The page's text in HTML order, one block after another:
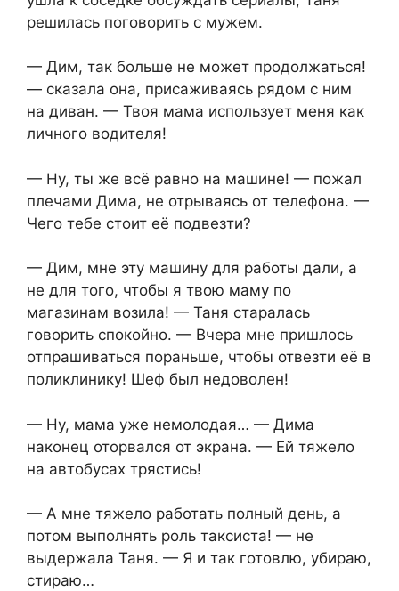
решилась поговорить с мужем.
— Дим, так больше не может продолжаться!
— сказала она, присаживаясь рядом с ним
на диван. — Твоя мама использует меня как
личного водителя!
— Ну, ты же всё равно на машине! — пожал
плечами Дима, не отрываясь от телефона. —
Чего тебе стоит её подвезти?
— Дим, мне эту машину для работы дали, а
не для того, чтобы я твою маму по
магазинам возила! — Таня старалась
говорить спокойно. — Вчера мне пришлось
отпрашиваться пораньше, чтобы отвезти её в
поликлинику! Шеф был недоволен!
— Ну, мама уже немолодая… — Дима
наконец оторвался от экрана. — Ей тяжело
на автобусах трястись!
— А мне тяжело работать полный день, а
потом выполнять роль таксиста! — не
выдержала Таня. — Я и так готовлю, убираю,
стираю…